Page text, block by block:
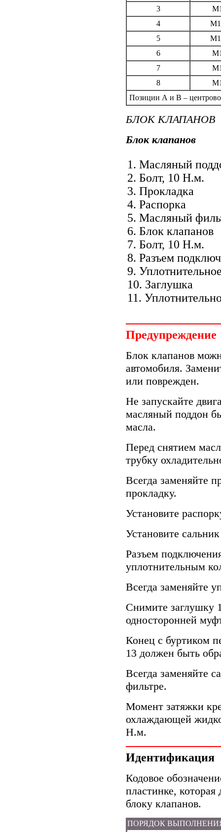
3
4
5
6
7
8
Позиции А и В –
БЛОК КЛАПАНОВ
Блок клапанов
1. Масляный
2. Болт, 10 Н.м.
3. Прокладка
4. Распорка
5. Масляный
6. Блок клапанов
7. Болт, 10 Н.м.
8. Разъем
9.
10. Заглушка
11.
Предупреждение
Блок клапанов
автомобиля.
или поврежден.
Не запускайте
масляный поддон
масла.
Перед снятием
трубку
Всегда заменяйте
прокладку.
Установите
Установите
Разъем
уплотнительным
Всегда заменяйте
Снимите заглушку
односторонней
Конец с буртиком
13 должен быть
Всегда заменяйте
фильтре.
Момент затяжки
охлаждающей
Н.м.
Идентификация
Кодовое
пластинке,
блоку клапанов.
ПОРЯДОК